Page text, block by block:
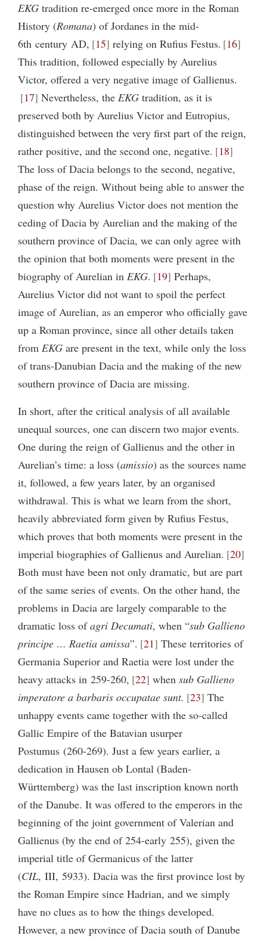
EKG tradition re-emerged once more in the Roman
History (Romana) of Jordanes in the mid-
6th century AD, 15 relying on Rufius Festus. 16
This tradition, followed especially by Aurelius
Victor, offered a very negative image of Gallienus.
17 Nevertheless, the EKGtradition, as it is
preserved both by Aurelius Victor and Eutropius,
distinguished between the very first part of the reign,
rather positive, and the second one, negative. 18
The loss of Dacia belongs to the second, negative,
phase of the reign. Without being able to answer the
question why Aurelius Victor does not mention the
ceding of Dacia by Aurelian and the making of the
southern province of Dacia, we can only agree with
the opinion that both moments were present in the
biography of Aurelian in EKG. 19 Perhaps,
Aurelius Victor did not want to spoil the perfect
image of Aurelian, as an emperor who officially gave
up a Roman province, since all other details taken
from EKG are present in the text, while only the loss
of trans-Danubian Dacia and the making of the new
southern province of Dacia are missing.
In short, after the critical analysis of all available
unequal sources, one can discern two major events.
One during the reign of Gallienus and the other in
Aurelian’s time: a loss (amissio) as the sources name
it, followed, a few years later, by an organised
withdrawal. This is what we learn from the short,
heavily abbreviated form given by Rufius Festus,
which proves that both moments were present in the
imperial biographies of Gallienus and Aurelian. 20
Both must have been not only dramatic, but are part
of the same series of events. On the other hand, the
problems in Dacia are largely comparable to the
dramatic loss ofagri Decumati, when “sub Gallieno
principe … Raetia amissa”. 21 These territories of
Germania Superior and Raetia were lost under the
heavy attacks in 259-260, 22 when sub Gallieno
imperatore a barbaris occupatae sunt. 23 The
unhappy events came together with the so-called
Gallic Empire of the Batavian usurper
Postumus (260-269). Just a few years earlier, a
dedication in Hausen ob Lontal (Baden-
Württemberg) was the last inscription known north
of the Danube. It was offered to the emperors in the
beginning of the joint government of Valerian and
Gallienus (by the end of 254-early 255), given the
imperial title of Germanicus of the latter
(CIL, III, 5933). Dacia was the first province lost by
the Roman Empire since Hadrian, and we simply
have no clues as to how the things developed.
However, a new province of Dacia south of Danube